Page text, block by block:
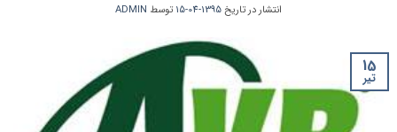
انتشار در تاریخ1395-04-15 توسط ADMIN
15
تیر